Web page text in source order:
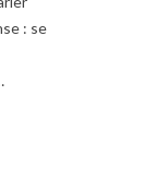
: se